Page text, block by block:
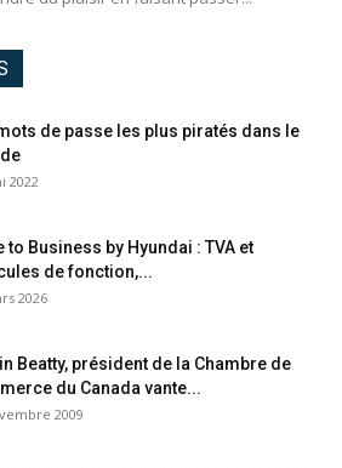
de passe les plus piratés dans le
2022
to Business by Hyundai : TVA et
de fonction,...
2026
Beatty, président de la Chambre de
du Canada vante...
2009